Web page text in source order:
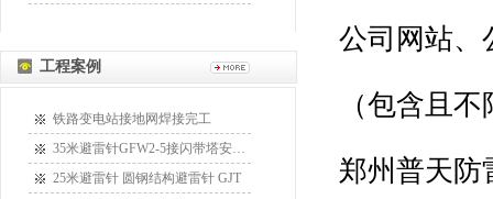
工程案例
铁路变电站接地网焊接完工
35米避雷针GFW2-5接闪带塔安装某
25米避雷针 圆钢结构避雷针 GJT
公司网站、
（包含且
郑州普天